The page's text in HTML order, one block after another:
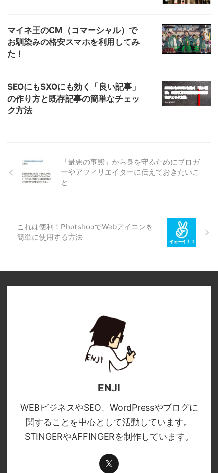
マイネ王のCM（コマーシャル）で
お馴染みの格安スマホを利用してみ
た！
SEOにもSXOにも効く「良い記事」
の作り方と既存記事の簡単なチェッ
ク方法
「最悪の事態」から身を守るためにブロガ
ーやアフィリエイターに伝えておきたいこ
と
これは便利！PhotshopでWebアイコンを
簡単に使用する方法
ENJI
WEBビジネスやSEO、WordPressやブログに
関することを中心として活動しています。
STINGERやAFFINGERを制作しています。